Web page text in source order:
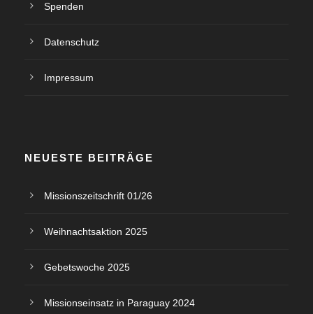
Spenden
Datenschutz
Impressum
NEUESTE BEITRÄGE
Missionszeitschrift 01/26
Weihnachtsaktion 2025
Gebetswoche 2025
Missionseinsatz in Paraguay 2024